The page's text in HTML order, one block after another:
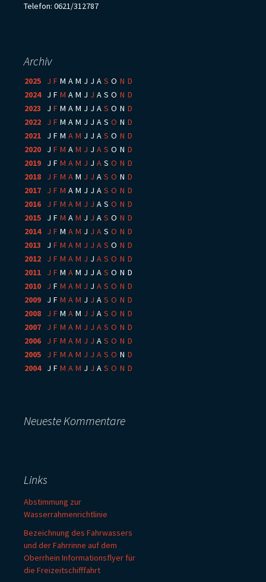
Telefon: 0621/312787
Archiv
2025 J F M A M J J A S O N D
2024: J F M A M J J A S O N D
2023
J F M A M J J A S O N D
2022
J F M A M J J A S O N D
2021
J F M A M J J A S O N D
2020
J F M A M J J A S O N D
2019
J F M A M J J A S O N D
2018
J F M A M J J A S O N D
2017
J F M A M J J A S O N D
2016
J F M A M J J A S O N D
2015
J F M A M J J A S O N D
2014: J F M A M J J A S O N D
2013
J F M A M J J A S O N D
2012
J F M A M J J A S O N D
2011
J F M A M J J A S O N D
2010
J F M A M J J A S O N D
2009
J F M A M J J A S O N D
2008
J F M A M J J A S O N D
2007
J F M A M J J A S O N D
2006
J F M A M J J A S O N D
2005
J F M A M J J A S O N D
2004: J F M A M J J A S O N D
Neueste Kommentare
Links
Abstimmung zur
Wasserrahmenrichtlinie
Bezeichnung des Fahrwassers
und der Fahrrinne auf dem
Oberrhein Informationsflyer für
die Freizeitschifffahrt